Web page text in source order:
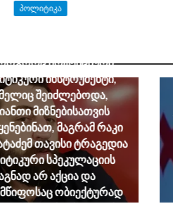
ᲞᲝᲚᲘᲢᲘᲙᲐ
პოტენციური
ინსტრუმენტი,
შეიძლებოდა,
მიზნებისათვის
მაგრამ რაკი
თავისი ტრაგედია
სპეკულაციის
არ აქცია და
ობიექტურად